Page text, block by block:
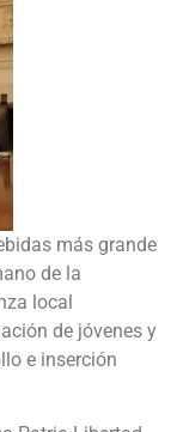
más grande
de la
local
de jóvenes y
e inserción